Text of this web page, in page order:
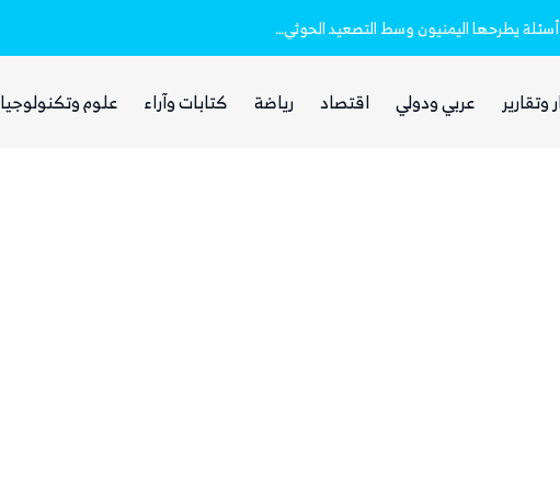
الصمت السعودي والتردد الحكومي.. أسئلة يطرحها اليمنيون وسط التصعيد الحوثي الأخير
وتقارير عربي ودولي اقتصاد رياضة كتابات وآراء علوم وتكنولوجيا